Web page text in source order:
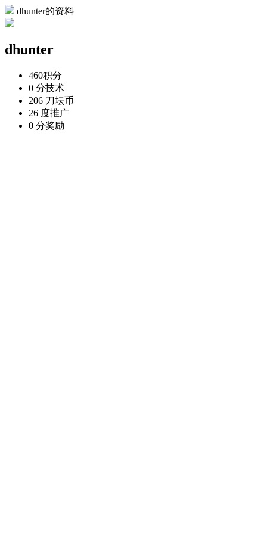
dhunter的资料
dhunter
460积分
0 分技术
206 刀坛币
26 度推广
0 分奖励